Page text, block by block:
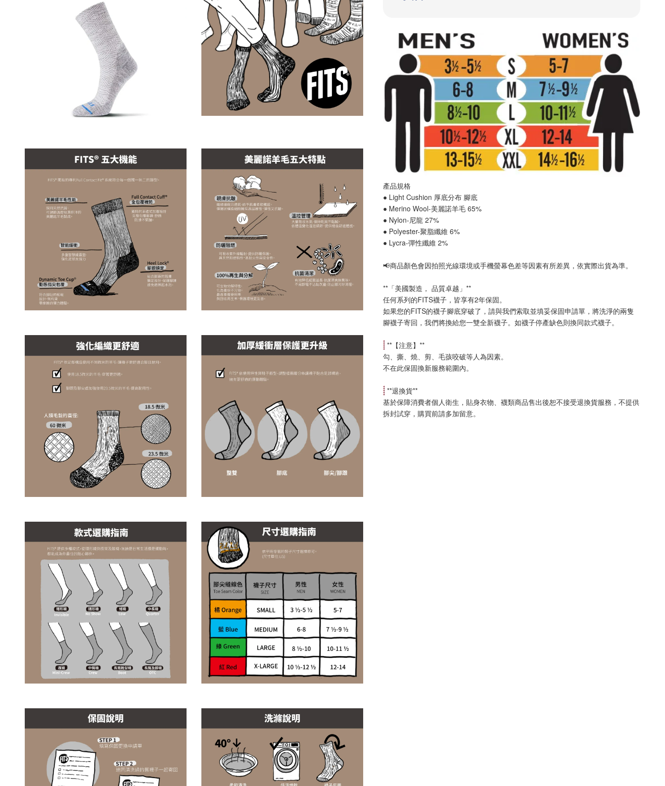
產品規格
● Light Cushion 厚底分布 腳底
● Merino Wool-美麗諾羊毛 65%
● Nylon-尼龍 27%
● Polyester-聚脂纖維 6%
● Lycra-彈性纖維 2%
📢商品顏色會因拍照光線環境或手機螢幕色差等因素有所差異，依實際出貨為準。
**「美國製造， 品質卓越」**
任何系列的FITS襪子，皆享有2年保固。
如果您的FITS的襪子腳底穿破了，請與我們索取並填妥保固申請單，將洗淨的兩隻
腳襪子寄回，我們將換給您一雙全新襪子。如襪子停產缺色則換同款式襪子。
**【注意】**
勾、撕、燒、剪、毛孩咬破等人為因素。
不在此保固換新服務範圍內。
**退換貨**
基於保障消費者個人衛生，貼身衣物、襪類商品售出後恕不接受退換貨服務，不提供
拆封試穿，購買前請多加留意。